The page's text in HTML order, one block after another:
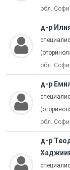
обл.
д-р
обл.
д-р
обл.
д-р